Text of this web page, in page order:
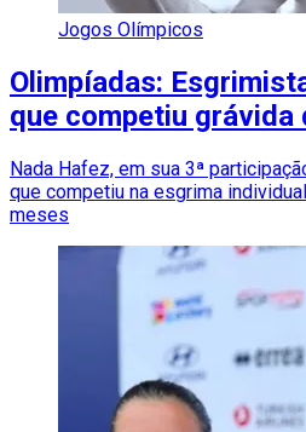
Jogos Olímpicos
Olimpíadas:
que competiu grávida
Nada Hafez, em sua 3ª
que competiu na esgrima
meses